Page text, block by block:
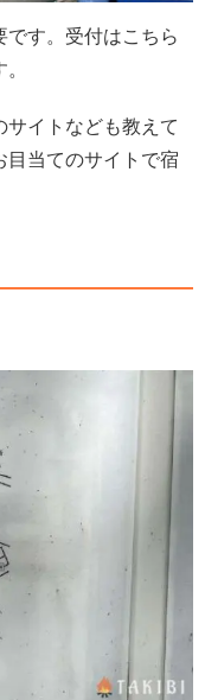
す。受付はこちら
サイトなども教えて
目当てのサイトで宿